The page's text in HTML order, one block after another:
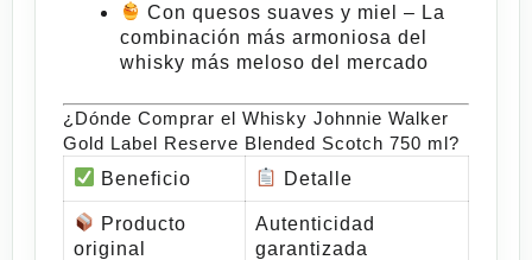
Con quesos suaves y miel
– La
combinación más armoniosa del
whisky más meloso del mercado
¿Dónde Comprar el Whisky Johnnie Walker
Gold Label Reserve Blended Scotch 750 ml?
Beneficio
Detalle
Producto
original
Autenticidad
garantizada